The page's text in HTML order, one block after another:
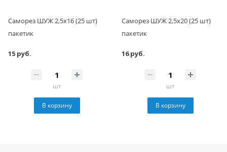
Саморез ШУЖ 2,5x16 (25 шт)
пакетик
15 руб.
шт
В корзину
Саморез ШУЖ 2,5x20 (25 шт)
пакетик
16 руб.
шт
В корзину